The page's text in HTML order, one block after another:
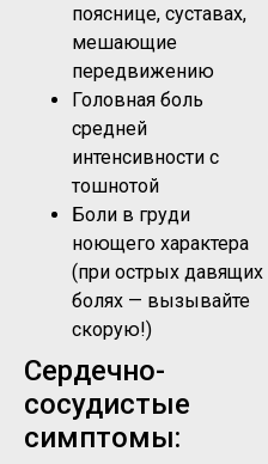
пояснице, суставах,
мешающие
передвижению
Головная боль
средней
интенсивности с
тошнотой
Боли в груди
ноющего характера
(при острых давящих
болях — вызывайте
скорую!)
Сердечно-
сосудистые
симптомы: